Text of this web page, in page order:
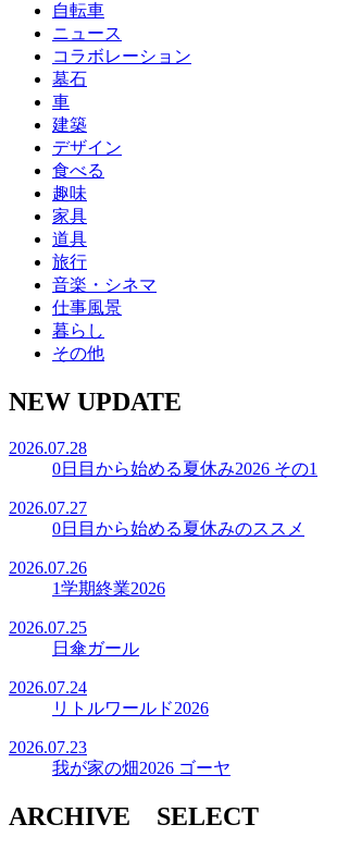
自転車
ニュース
コラボレーション
墓石
車
建築
デザイン
食べる
趣味
家具
道具
旅行
音楽・シネマ
仕事風景
暮らし
その他
NEW UPDATE
2026.07.28
0日目から始める夏休み2026 その1
2026.07.27
0日目から始める夏休みのススメ
2026.07.26
1学期終業2026
2026.07.25
日傘ガール
2026.07.24
リトルワールド2026
2026.07.23
我が家の畑2026 ゴーヤ
ARCHIVE SELECT